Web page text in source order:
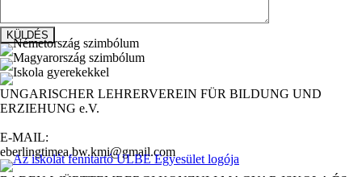
UNGARISCHER LEHRERVEREIN FÜR BILDUNG UND
ERZIEHUNG e.V.
E-MAIL:
eberlingtimea.bw.kmi@gmail.com